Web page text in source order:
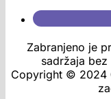
Zabranjeno je
sadržaja
Copyright © 2024